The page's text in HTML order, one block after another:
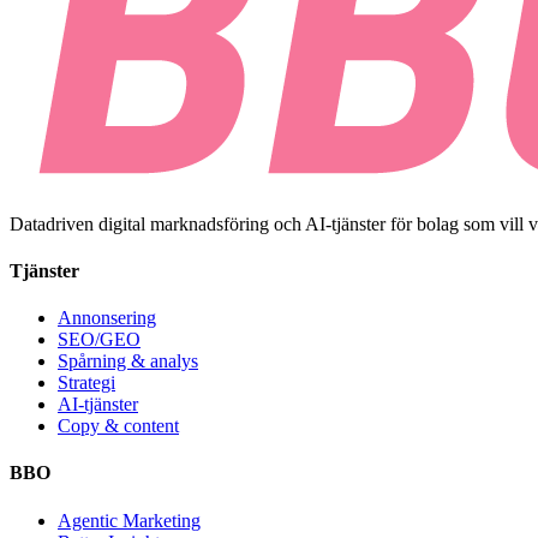
Datadriven digital marknadsföring och AI-tjänster för bolag som vill
Tjänster
Annonsering
SEO/GEO
Spårning & analys
Strategi
AI-tjänster
Copy & content
BBO
Agentic Marketing